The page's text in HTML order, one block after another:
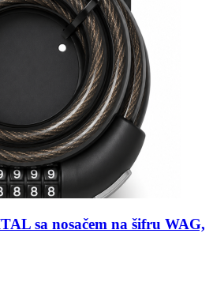
sa nosačem na šifru WAG,